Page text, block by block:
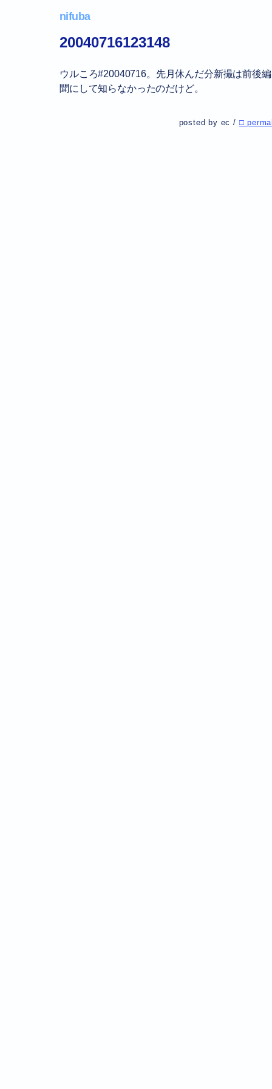
nifuba
20040716123148
ウルころ#20040716。先月休んだ分新撮は前後
聞にして知らなかったのだけど。
posted by ec / □